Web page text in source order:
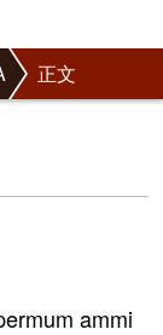
正文
ammi